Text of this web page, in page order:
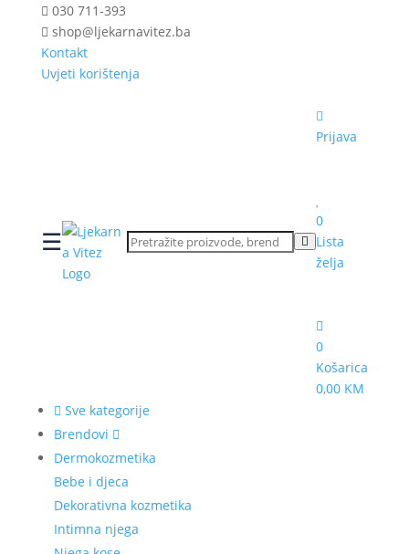
030 711-393
shop@ljekarnavitez.ba
Kontakt
Uvjeti korištenja
☰
Prijava
0
Lista
želja
0
Košarica
0,00 KM
Sve kategorije
Brendovi
Dermokozmetika
Bebe i djeca
Dekorativna kozmetika
Intimna njega